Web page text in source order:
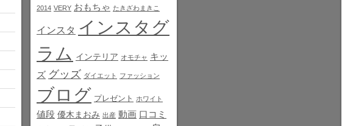
2014 VERY おもちゃ たきざわまきこ
インスタ インスタグ
ラム インテリア オモチャ キッ
ズ グッズ ダイエット ファッション
ブログ プレゼント ホワイト
値段 優木まおみ 出産 動画 口コミ